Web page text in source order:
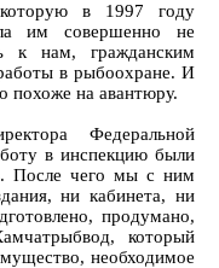
в 1997 году
им совершенно не
к нам, гражданским
в рыбоохране. И
похоже на авантюру.
Федеральной
в инспекцию были
После чего мы с ним
ни кабинета, ни
продумано,
который
необходимое